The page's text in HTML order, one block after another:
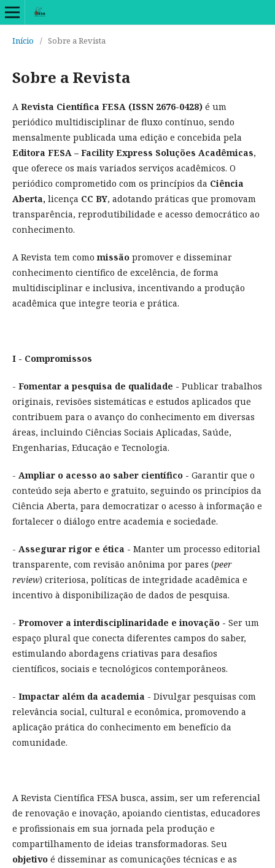
Início / Sobre a Revista
Sobre a Revista
A Revista Científica FESA (ISSN 2676-0428) é um
periódico multidisciplinar de fluxo contínuo, sendo
mensalmente publicada uma edição e concebida pela
Editora FESA – Facility Express Soluções Acadêmicas,
que oferece os mais variados serviços acadêmicos. O
periódico comprometido com os princípios da Ciência
Aberta, licença CC BY, adotando práticas que promovam
transparência, reprodutibilidade e acesso democrático ao
conhecimento.
A Revista tem comomissão promover e disseminar
conhecimento científico de excelência, de forma
multidisciplinar e inclusiva, incentivando a produção
acadêmica que integre teoria e prática.
I - Compromissos
- Fomentar a pesquisa de qualidade - Publicar trabalhos
originais, revisões sistemáticas e estudos aplicados que
contribuem para o avanço do conhecimento em diversas
áreas, incluindo Ciências Sociais Aplicadas, Saúde,
Engenharias, Educação e Tecnologia.
- Ampliar o acesso ao saber científico - Garantir que o
conteúdo seja aberto e gratuito, seguindo os princípios da
Ciência Aberta, para democratizar o acesso à informação e
fortalecer o diálogo entre academia e sociedade.
- Assegurar rigor e ética - Manter um processo editorial
transparente, com revisão anônima por pares (peer
review) criteriosa, políticas de integridade acadêmica e
incentivo à disponibilização de dados de pesquisa.
- Promover a interdisciplinaridade e inovação - Ser um
espaço plural que conecta diferentes campos do saber,
estimulando abordagens criativas para desafios
científicos, sociais e tecnológicos contemporâneos.
- Impactar além da academia - Divulgar pesquisas com
relevância social, cultural e econômica, promovendo a
aplicação prática do conhecimento em benefício da
comunidade.
A Revista Científica FESA busca, assim, ser um referencial
de renovação e inovação, apoiando cientistas, educadores
e profissionais em sua jornada pela produção e
compartilhamento de ideias transformadoras. Seu
objetivo é disseminar as comunicações técnicas e as